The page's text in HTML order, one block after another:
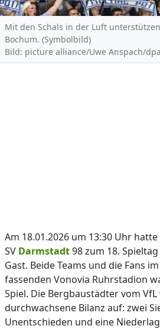
Mit den Schals in der Luft
Bochum. (Symbolbild)
Bild: picture alliance/Uwe Anspach/dpa
Am 18.01.2026 um 13:30 Uhr
SV Darmstadt98 zum 18.
Gast. Beide Teams und die Fans
fassenden Vonovia Ruhrstadion
Spiel. Die Bergbaustädter vom
durchwachsene Bilanz auf: zwei
Unentschieden und eine